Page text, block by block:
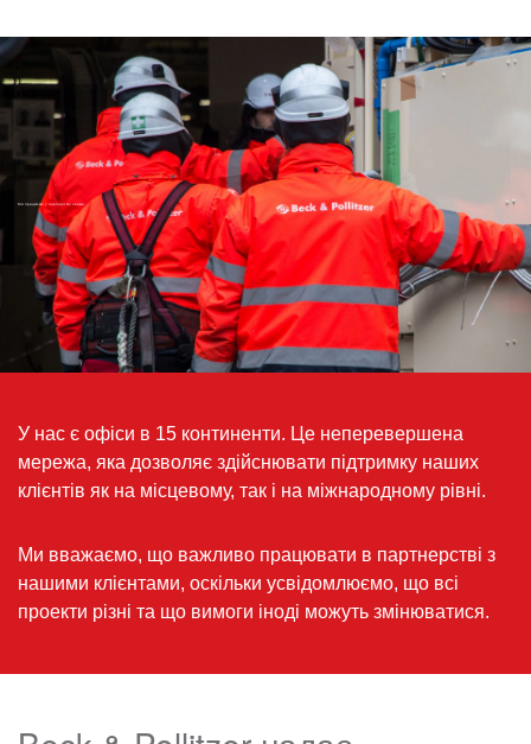
Ми працюємо у партнерстві з вами
У нас є офіси в 15 континенти. Це неперевершена
мережа, яка дозволяє здійснювати підтримку наших
клієнтів як на місцевому, так і на міжнародному рівні.
Ми вважаємо, що важливо працювати в партнерстві з
нашими клієнтами, оскільки усвідомлюємо, що всі
проекти різні та що вимоги іноді можуть змінюватися.